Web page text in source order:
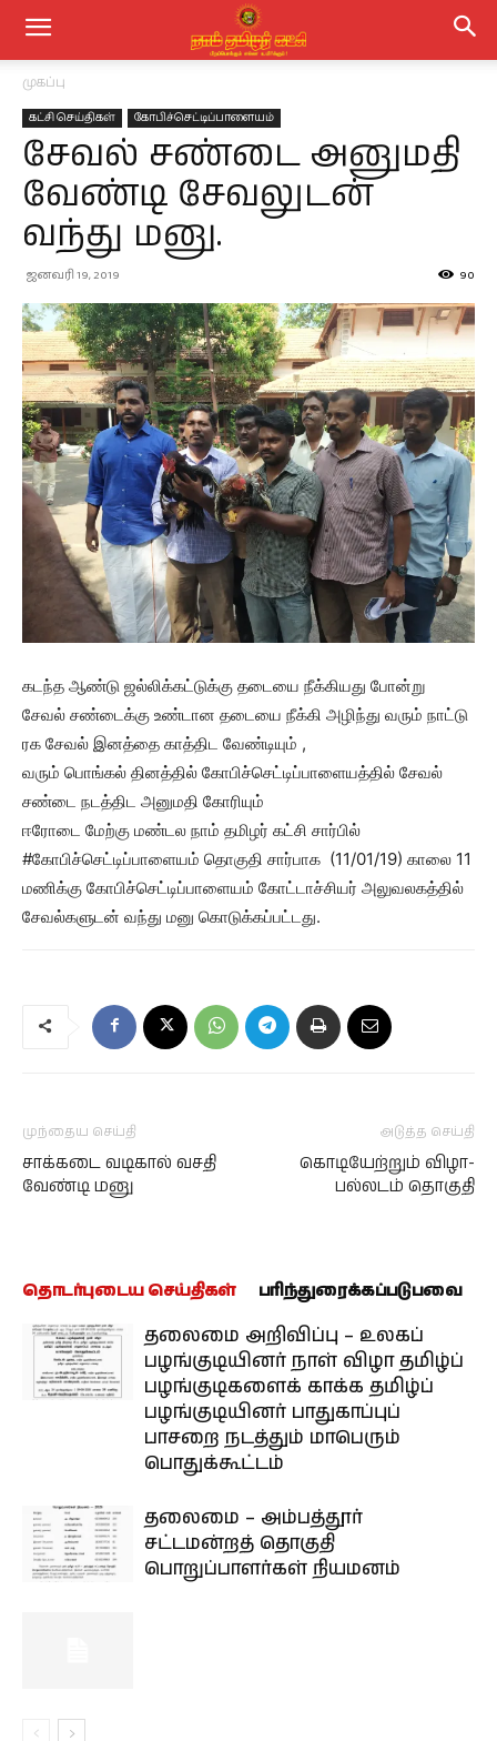
முகப்பு
கட்சி செய்திகள் கோபிச்செட்டிப்பாளையம்
சேவல் சண்டை அனுமதி
வேண்டி சேவலுடன்
வந்து மனு.
ஜனவரி 19, 2019 90
கடந்த ஆண்டு ஜல்லிக்கட்டுக்கு தடையை நீக்கியது போன்று
சேவல் சண்டைக்கு உண்டான தடையை நீக்கி அழிந்து வரும் நாட்டு
ரக சேவல் இனத்தை காத்திட வேண்டியும் ,
வரும் பொங்கல் தினத்தில் கோபிச்செட்டிப்பாளையத்தில் சேவல்
சண்டை நடத்திட அனுமதி கோரியும்
ஈரோடை மேற்கு மண்டல நாம் தமிழர் கட்சி சார்பில்
#கோபிச்செட்டிப்பாளையம் தொகுதி சார்பாக (11/01/19) காலை 11
மணிக்கு கோபிச்செட்டிப்பாளையம் கோட்டாச்சியர் அலுவலகத்தில்
சேவல்களுடன் வந்து மனு கொடுக்கப்பட்டது.
முந்தைய செய்தி
சாக்கடை வடிகால் வசதி
வேண்டி மனு
அடுத்த செய்தி
கொடியேற்றும் விழா-
பல்லடம் தொகுதி
தொடர்புடைய செய்திகள் பரிந்துரைக்கப்படுபவை
தலைமை அறிவிப்பு – உலகப்
பழங்குடியினர் நாள் விழா தமிழ்ப்
பழங்குடிகளைக் காக்க தமிழ்ப்
பழங்குடியினர் பாதுகாப்புப்
பாசறை நடத்தும் மாபெரும்
பொதுக்கூட்டம்
தலைமை – அம்பத்தூர்
சட்டமன்றத் தொகுதி
பொறுப்பாளர்கள் நியமனம்